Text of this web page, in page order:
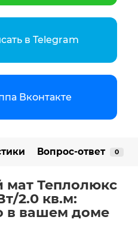
в Telegram
Вконтакте
Вопрос-ответ 0
мат Теплолюкс
2.0 кв.м:
в вашем доме